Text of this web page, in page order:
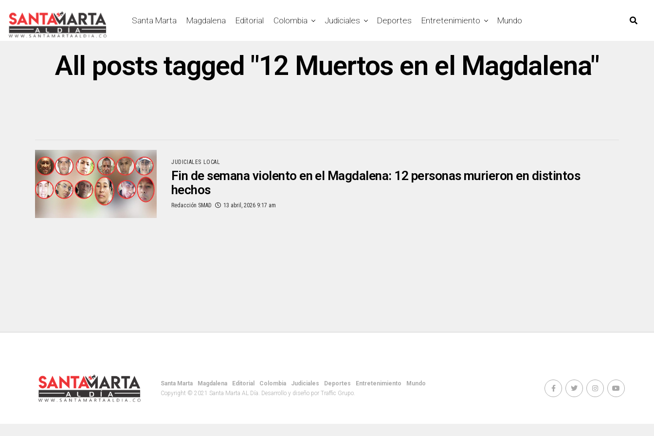
Santa Marta Magdalena Editorial Colombia Judiciales Deportes Entretenimiento Mundo
All posts tagged "12 Muertos en el Magdalena"
JUDICIALES LOCAL
Fin de semana violento en el Magdalena: 12 personas murieron en distintos
hechos
Redacción SMAD 13 abril, 2026 9:17 am
Santa Marta Magdalena Editorial Colombia Judiciales Deportes Entretenimiento
Mundo
Copyright © 2021 Santa Marta AL Día. Desarrollo y diseño por Traffic Grupo.